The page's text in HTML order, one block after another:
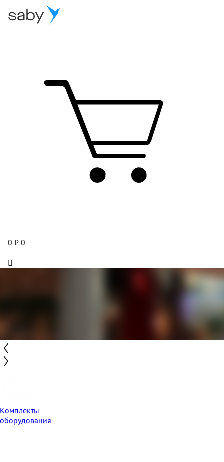
0 ₽ 0
Комплекты
оборудования